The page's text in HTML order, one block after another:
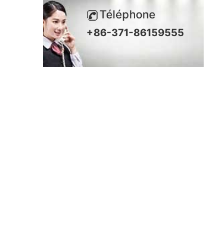
Téléphone
+86-371-86159555